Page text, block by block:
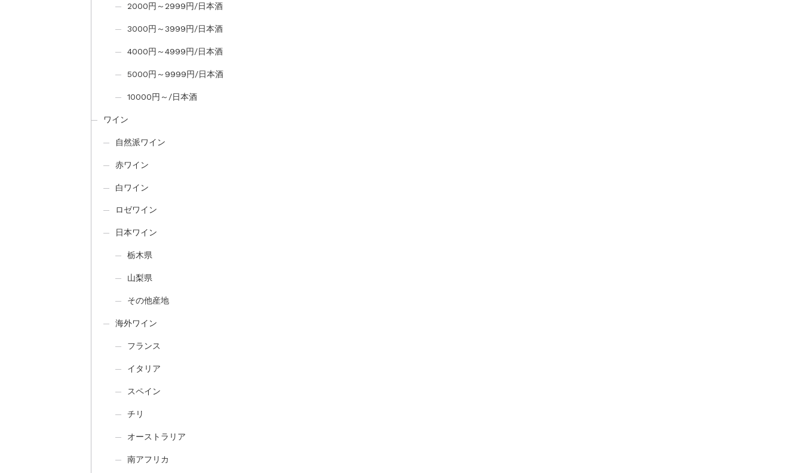
2000円～2999円/日本酒
3000円～3999円/日本酒
4000円～4999円/日本酒
5000円～9999円/日本酒
10000円～/日本酒
ワイン
自然派ワイン
赤ワイン
白ワイン
ロゼワイン
日本ワイン
栃木県
山梨県
その他産地
海外ワイン
フランス
イタリア
スペイン
チリ
オーストラリア
南アフリカ